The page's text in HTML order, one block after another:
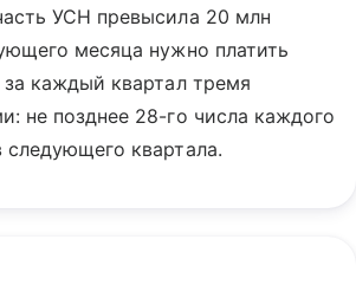
УСН превысила 20 млн
месяца нужно платить
каждый квартал тремя
не позднее 28-го числа каждого
следующего квартала.